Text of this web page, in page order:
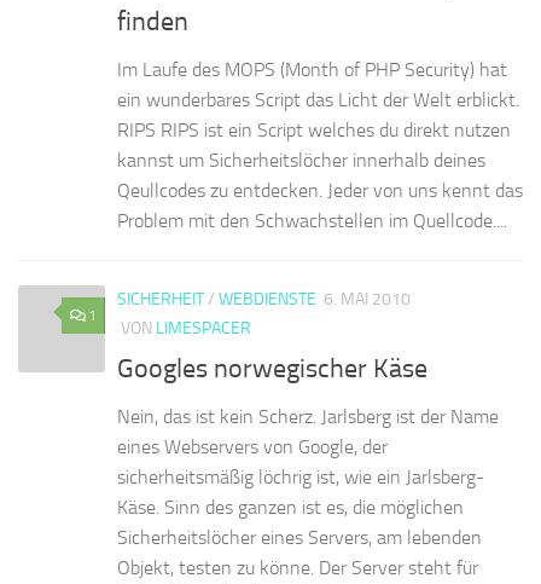
finden
Im Laufe des MOPS (Month of PHP Security) hat
ein wunderbares Script das Licht der Welt erblickt.
RIPS RIPS ist ein Script welches du direkt nutzen
kannst um Sicherheitslöcher innerhalb deines
Qeullcodes zu entdecken. Jeder von uns kennt das
Problem mit den Schwachstellen im Quellcode....
1
SICHERHEIT/ WEBDIENSTE 6. MAI 2010
VON LIMESPACER
Googles norwegischer Käse
Nein, das ist kein Scherz. Jarlsberg ist der Name
eines Webservers von Google, der
sicherheitsmäßig löchrig ist, wie ein Jarlsberg-
Käse. Sinn des ganzen ist es, die möglichen
Sicherheitslöcher eines Servers, am lebenden
Objekt, testen zu könne. Der Server steht für